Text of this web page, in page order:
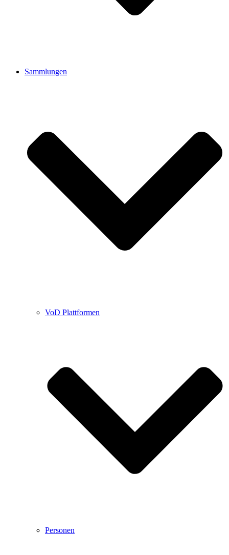
Sammlungen
VoD Plattformen
Personen